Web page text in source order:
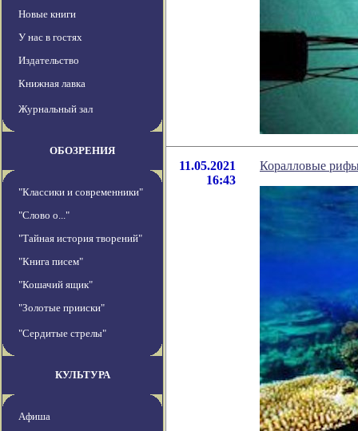
Новые книги
У нас в гостях
Издательство
Книжная лавка
Журнальный зал
ОБОЗРЕНИЯ
"Классики и современники"
"Слово о..."
"Тайная история творений"
"Книга писем"
"Кошачий ящик"
"Золотые прииски"
"Сердитые стрелы"
КУЛЬТУРА
Афиша
11.05.2021
16:43
Коралловые